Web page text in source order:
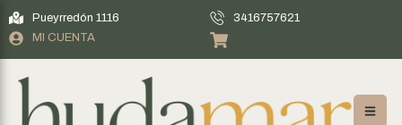
Pueyrredón 1116
3416757621
MI CUENTA